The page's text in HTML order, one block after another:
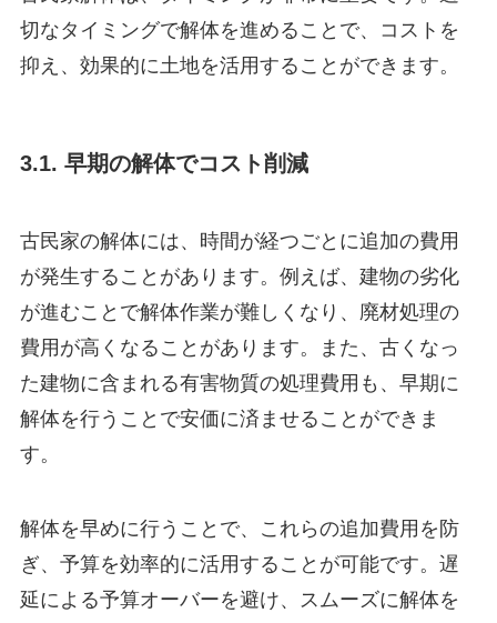
切なタイミングで解体を進めることで、コストを
抑え、効果的に土地を活用することができます。
3.1. 早期の解体でコスト削減
古民家の解体には、時間が経つごとに追加の費用
が発生することがあります。例えば、建物の劣化
が進むことで解体作業が難しくなり、廃材処理の
費用が高くなることがあります。また、古くなっ
た建物に含まれる有害物質の処理費用も、早期に
解体を行うことで安価に済ませることができま
す。
解体を早めに行うことで、これらの追加費用を防
ぎ、予算を効率的に活用することが可能です。遅
延による予算オーバーを避け、スムーズに解体を